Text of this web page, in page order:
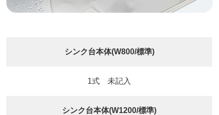
シンク台本体(W800/標準)
1式 未記入
シンク台本体(W1200/標準)